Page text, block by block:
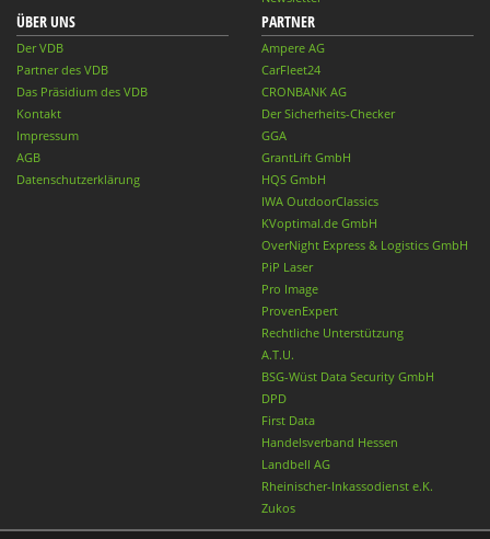
ÜBER UNS
Der VDB
Partner des VDB
Das Präsidium des VDB
Kontakt
Impressum
AGB
Datenschutzerklärung
PARTNER
Ampere AG
CarFleet24
CRONBANK AG
Der Sicherheits-Checker
GGA
GrantLift GmbH
HQS GmbH
IWA OutdoorClassics
KVoptimal.de GmbH
OverNight Express & Logistics GmbH
PiP Laser
Pro Image
ProvenExpert
Rechtliche Unterstützung
A.T.U.
BSG-Wüst Data Security GmbH
DPD
First Data
Handelsverband Hessen
Landbell AG
Rheinischer-Inkassodienst e.K.
Zukos